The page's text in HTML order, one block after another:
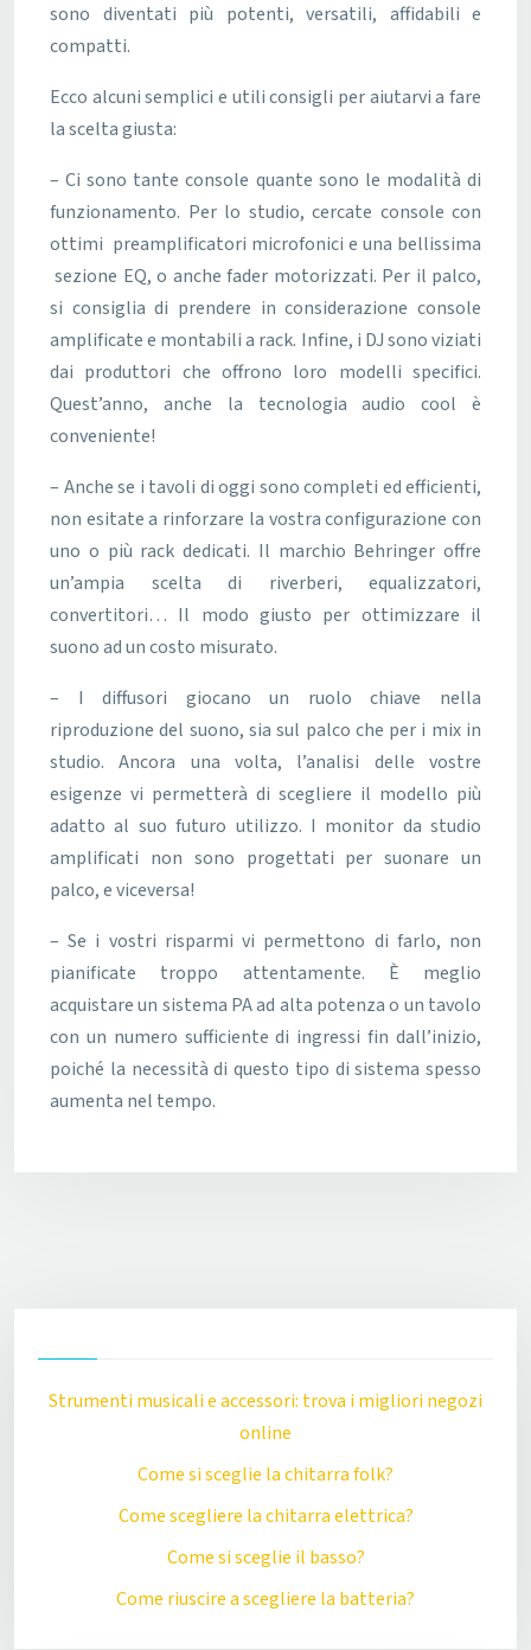
sono diventati più potenti, versatili, affidabili e
compatti.
Ecco alcuni semplici e utili consigli per aiutarvi a fare
la scelta giusta:
– Ci sono tante console quante sono le modalità di
funzionamento. Per lo studio, cercate console con
ottimi preamplificatori microfonici e una bellissima
sezione EQ, o anche fader motorizzati. Per il palco,
si consiglia di prendere in considerazione console
amplificate e montabili a rack. Infine, i DJ sono viziati
dai produttori che offrono loro modelli specifici.
Quest’anno, anche la tecnologia audio cool è
conveniente!
– Anche se i tavoli di oggi sono completi ed efficienti,
non esitate a rinforzare la vostra configurazione con
uno o più rack dedicati. Il marchio Behringer offre
un’ampia scelta di riverberi, equalizzatori,
convertitori… Il modo giusto per ottimizzare il
suono ad un costo misurato.
– I diffusori giocano un ruolo chiave nella
riproduzione del suono, sia sul palco che per i mix in
studio. Ancora una volta, l’analisi delle vostre
esigenze vi permetterà di scegliere il modello più
adatto al suo futuro utilizzo. I monitor da studio
amplificati non sono progettati per suonare un
palco, e viceversa!
– Se i vostri risparmi vi permettono di farlo, non
pianificate troppo attentamente. È meglio
acquistare un sistema PA ad alta potenza o un tavolo
con un numero sufficiente di ingressi fin dall’inizio,
poiché la necessità di questo tipo di sistema spesso
aumenta nel tempo.
Strumenti musicali e accessori: trova i migliori negozi
online
Come si sceglie la chitarra folk?
Come scegliere la chitarra elettrica?
Come si sceglie il basso?
Come riuscire a scegliere la batteria?